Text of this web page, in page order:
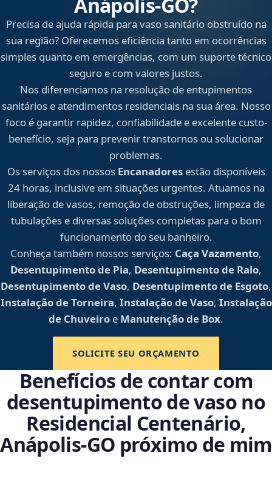
Anápolis‑GO?
Precisa de ajuda rápida para vaso sanitário obstruído na
sua região? Oferecemos eficiência tanto em ocorrências
simples quanto em emergências, com um suporte técnico
seguro e com valores justos.
Nos diferenciamos na resolução de entupimentos
sanitários e atendimentos residenciais na sua área. Nosso
foco é garantir rapidez, confiabilidade e excelente custo-
benefício, seja para prevenir transtornos ou solucionar
problemas.
Os serviços dos nossos Encanadoresestão disponíveis
24 horas, inclusive em situações urgentes. Atuamos na
liberação de vasos, remoção de obstruções, limpeza de
tubulações e diversas soluções completas para o bom
funcionamento do seu banheiro.
Conheça também nossos serviços: Caça Vazamento,
Desentupimento de Pia, Desentupimento de Ralo,
Desentupimento de Vaso, Desentupimento de Esgoto,
Instalação de Torneira, Instalação de Vaso, Instalação
de Chuveiro e Manutenção de Box.
SOLICITE SEU ORÇAMENTO
Benefícios de contar com
desentupimento de vaso no
Residencial Centenário,
Anápolis‑GO próximo de mim